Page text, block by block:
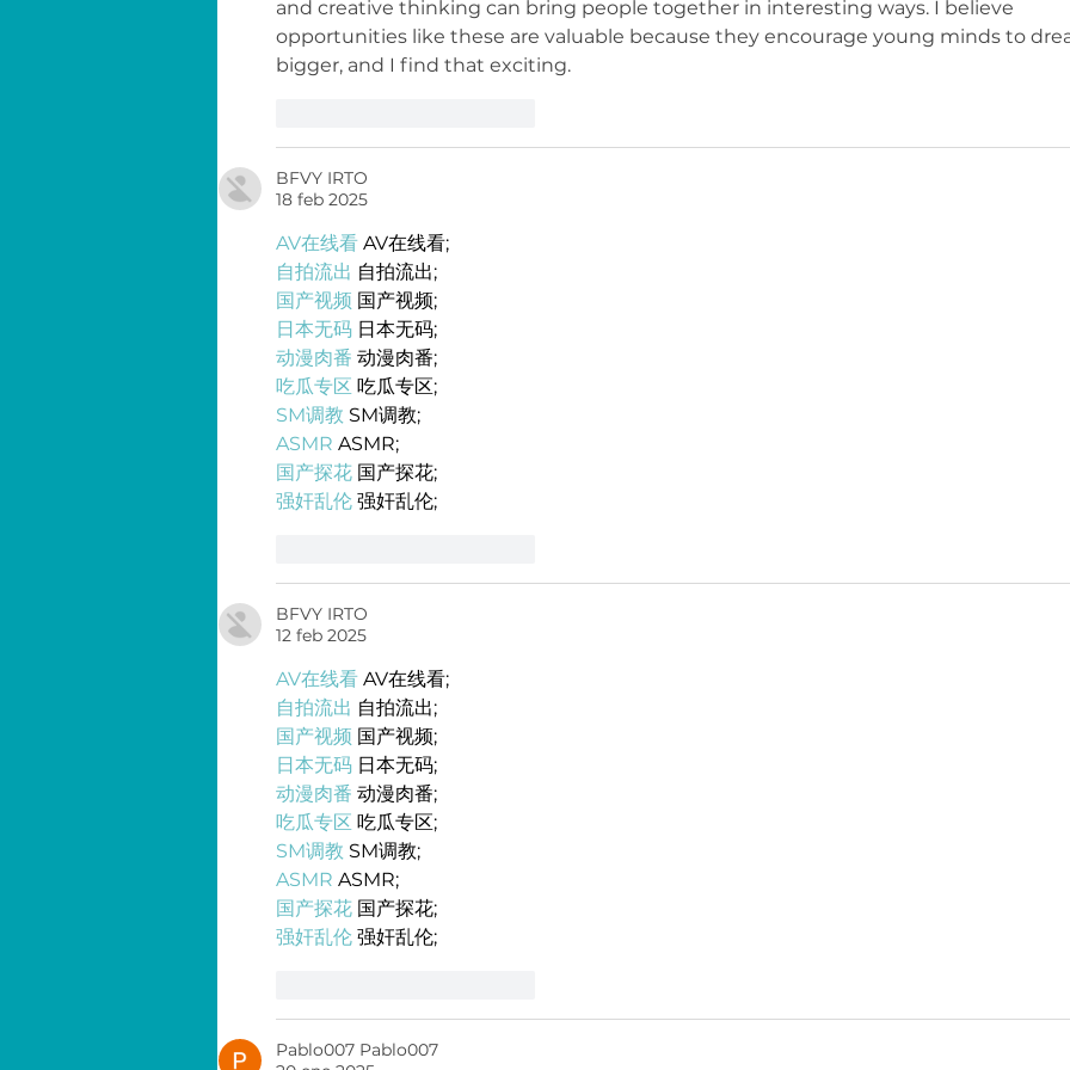
and creative thinking can bring people together in interesting ways. I believe
opportunities like these are valuable because they encourage young minds to
bigger, and I find that exciting.
BFVY IRTO
18 feb 2025
AV在线看 AV在线看;
自拍流出 自拍流出;
国产视频 国产视频;
日本无码 日本无码;
动漫肉番 动漫肉番;
吃瓜专区 吃瓜专区;
SM调教 SM调教;
ASMR ASMR;
国产探花 国产探花;
强奸乱伦 强奸乱伦;
BFVY IRTO
12 feb 2025
AV在线看 AV在线看;
自拍流出 自拍流出;
国产视频 国产视频;
日本无码 日本无码;
动漫肉番 动漫肉番;
吃瓜专区 吃瓜专区;
SM调教 SM调教;
ASMR ASMR;
国产探花 国产探花;
强奸乱伦 强奸乱伦;
Pablo007 Pablo007